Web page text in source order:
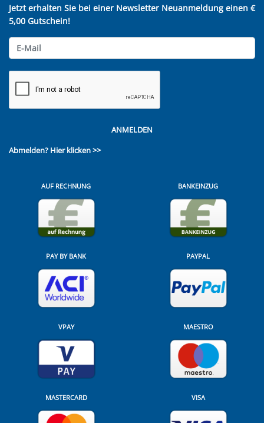
Jetzt erhalten Sie bei einer Newsletter Neuanmeldung einen €
5,00 Gutschein!
ANMELDEN
Abmelden? Hier klicken >>
AUF RECHNUNG BANKEINZUG
PAY BY BANK PAYPAL
VPAY MAESTRO
MASTERCARD VISA